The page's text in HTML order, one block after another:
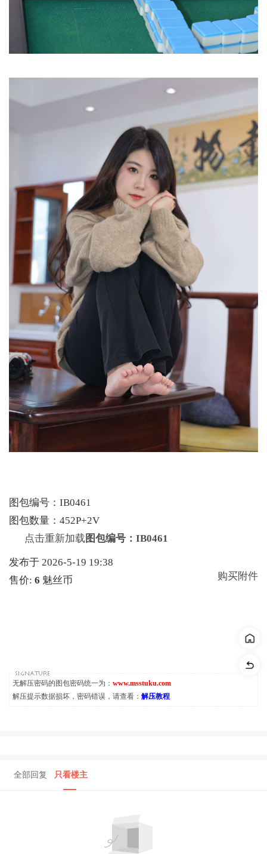
图包编号：IB0461
图包数量：452P+2V
点击重新加载 图包编号：IB0461
发布于 2026-5-19 19:38
售价: 6 魅丝币 购买附件
无解压密码的图包密码统一为： www.msstuku.com
解压提示数据损坏，密码错误，请查看： 解压教程
全部回复 只看楼主